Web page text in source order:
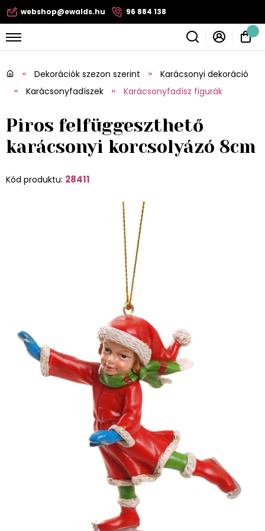
webshop@ewalds.hu 96 884 138
Dekorációk szezon szerint
Karácsonyi dekoráció
Karácsonyfadíszek
Karácsonyfadísz figurák
Piros felfüggeszthető
karácsonyi korcsolyázó 8cm
Kód produktu: 28411